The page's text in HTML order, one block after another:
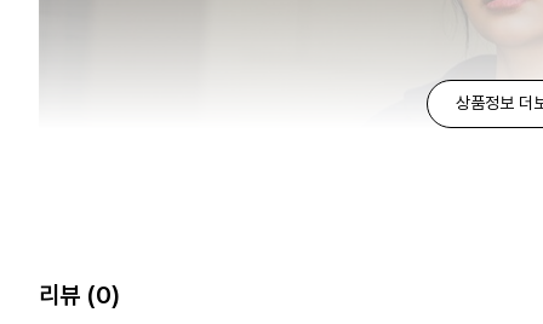
상품정보 더
리뷰 (0)